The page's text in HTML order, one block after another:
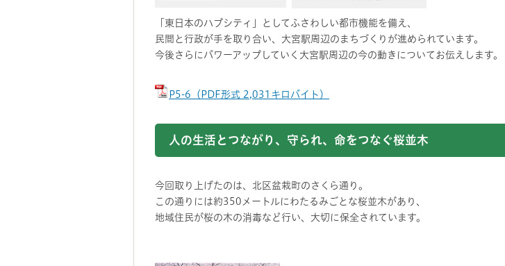
「東日本のハブシティ」としてふさわしい都市機能を備え、
民間と行政が手を取り合い、大宮駅周辺のまちづくりが進められています。
今後さらにパワーアップしていく大宮駅周辺の今の動きについてお伝えします。
P5-6（PDF形式 2,031キロバイト）
人の生活とつながり、守られ、命をつなぐ桜並木
今回取り上げたのは、北区盆栽町のさくら通り。
この通りには約350メートルにわたるみごとな桜並木があり、
地域住民が桜の木の消毒など行い、大切に保全されています。